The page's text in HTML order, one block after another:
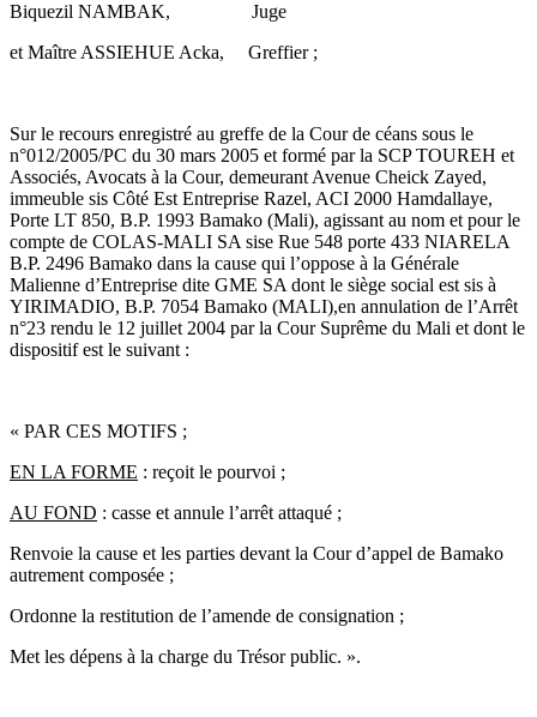
Biquezil NAMBAK, Juge
et Maître ASSIEHUE Acka, Greffier ;
Sur le recours enregistré au greffe de la Cour de céans sous le
n°012/2005/PC du 30 mars 2005 et formé par la SCP TOUREH et
Associés, Avocats à la Cour, demeurant Avenue Cheick Zayed,
immeuble sis Côté Est Entreprise Razel, ACI 2000 Hamdallaye,
Porte LT 850, B.P. 1993 Bamako (Mali), agissant au nom et pour le
compte de COLAS-MALI SA sise Rue 548 porte 433 NIARELA
B.P. 2496 Bamako dans la cause qui l’oppose à la Générale
Malienne d’Entreprise dite GME SA dont le siège social est sis à
YIRIMADIO, B.P. 7054 Bamako (MALI),en annulation de l’Arrêt
n°23 rendu le 12 juillet 2004 par la Cour Suprême du Mali et dont le
dispositif est le suivant :
« PAR CES MOTIFS ;
EN LA FORME : reçoit le pourvoi ;
AU FOND : casse et annule l’arrêt attaqué ;
Renvoie la cause et les parties devant la Cour d’appel de Bamako
autrement composée ;
Ordonne la restitution de l’amende de consignation ;
Met les dépens à la charge du Trésor public. ».